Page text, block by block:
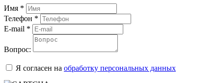
Имя *
Телефон *
E-mail *
Вопрос:
Я согласен на обработку персональных данных